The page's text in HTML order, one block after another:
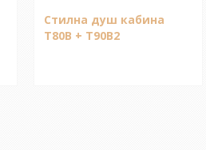
Стилна душ кабина
T80B + T90B2